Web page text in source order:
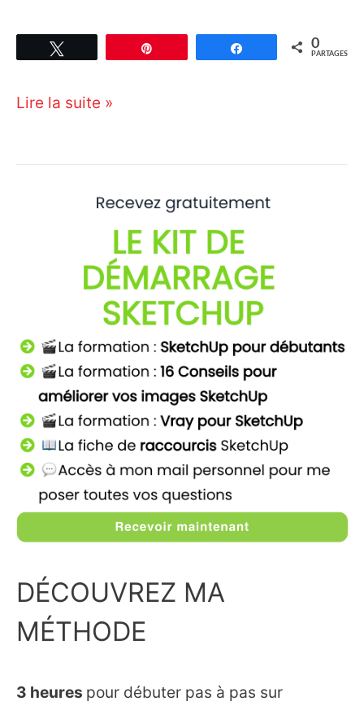
Partagez 0
PARTAGES
Quelle
2021
Lire la suite »
DÉCOUVREZ MA
MÉTHODE
3 heures pour débuter pas à pas sur